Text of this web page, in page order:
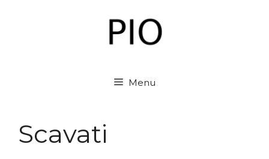
Menu
Scavati